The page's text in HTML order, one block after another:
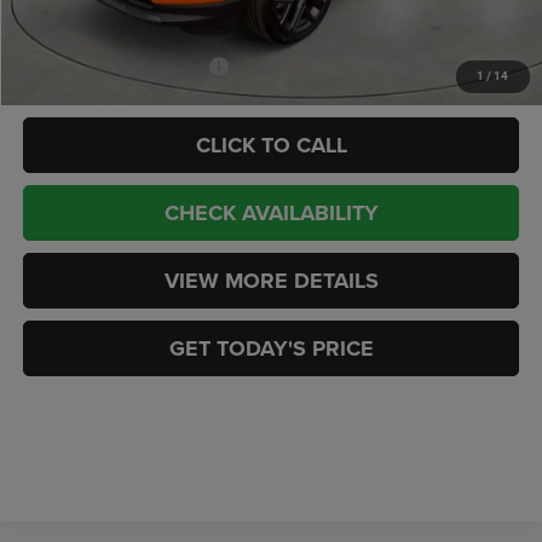
1 / 14
Add. Available Jeep Offers: -$3,500
CLICK TO CALL
CHECK AVAILABILITY
VIEW MORE DETAILS
GET TODAY'S PRICE